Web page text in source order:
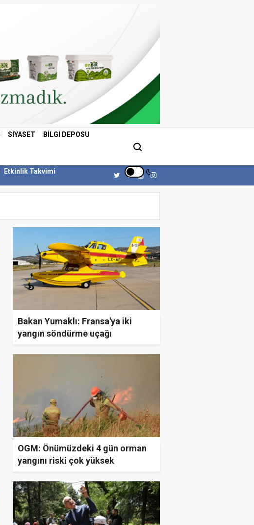
SIYASET BILGI DEPOSU
Etkinlik Takvimi
Bakan Yumaklı: Fransa'ya iki
yangın söndürme uçağı
gönderildi
OGM: Önümüzdeki 4 gün orman
yangını riski çok yüksek